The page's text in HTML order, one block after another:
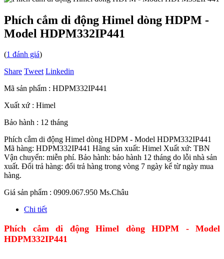
Phích cắm di động Himel dòng HDPM -
Model HDPM332IP441
(1 đánh giá)
Share Tweet Linkedin
Mã sản phẩm : HDPM332IP441
Xuất xứ : Himel
Bảo hành : 12 tháng
Phích cắm di động Himel dòng HDPM - Model HDPM332IP441
Mã hàng: HDPM332IP441 Hãng sản xuất: Himel Xuất xứ: TBN
Vận chuyển: miễn phí. Bảo hành: bảo hành 12 tháng do lỗi nhà sản
xuất. Đổi trả hàng: đổi trả hàng trong vòng 7 ngày kể từ ngày mua
hàng.
Giá sản phẩm : 0909.067.950 Ms.Châu
Chi tiết
Phích cắm di động Himel dòng HDPM - Model
HDPM332IP441